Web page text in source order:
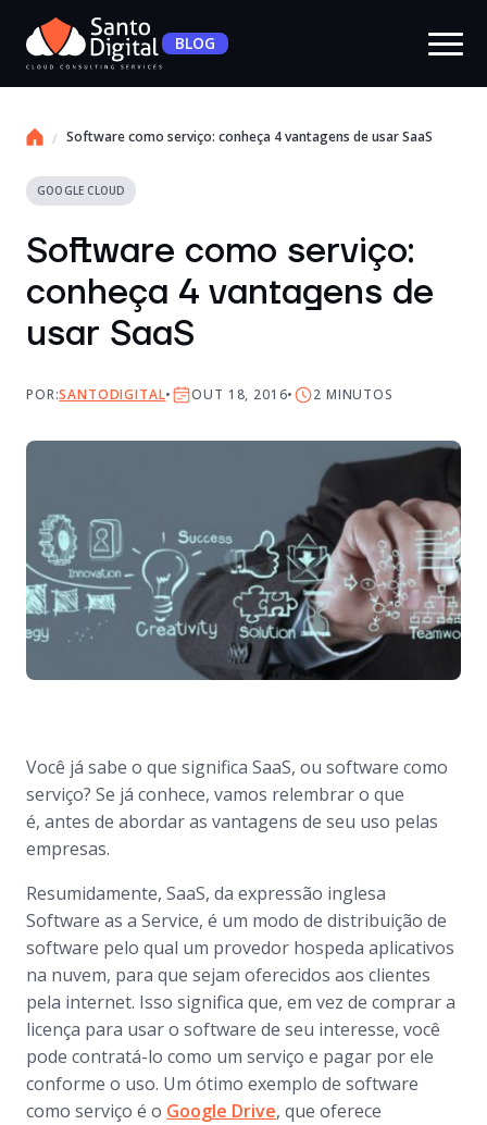
BLOG
Software como serviço: conheça 4 vantagens de usar SaaS
GOOGLE CLOUD
Software como serviço:
conheça 4 vantagens de
usar SaaS
POR:SANTODIGITAL OUT 18, 2016 2 MINUTOS
Você já sabe o que significa SaaS, ou software como
serviço? Se já conhece, vamos relembrar o que
é, antes de abordar as vantagens de seu uso pelas
empresas.
Resumidamente, SaaS, da expressão inglesa
Software as a Service, é um modo de distribuição de
software pelo qual um provedor hospeda aplicativos
na nuvem, para que sejam oferecidos aos clientes
pela internet. Isso significa que, em vez de comprar a
licença para usar o software de seu interesse, você
pode contratá-lo como um serviço e pagar por ele
conforme o uso. Um ótimo exemplo de software
como serviço é o Google Drive, que oferece